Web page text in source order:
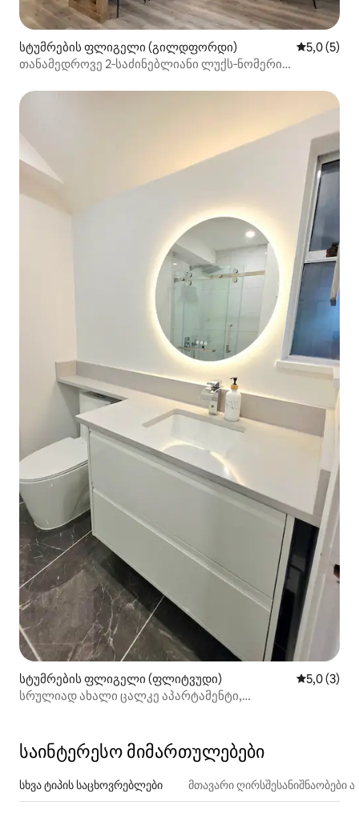
სტუმრების ფლიგელი (გილდფორდი) საშუალო
5,0 (5)
თანამედროვე 2‑საძინებლიანი ლუქს‑ნომერი
სტუმრების ფლიგელი (ფლიტვუდი) საშუალო
5,0 (3)
სრულიად ახალი ცალკე აპარტამენტი,
საინტერესო მიმართულებები
სხვა ტიპის საცხოვრებლები მთავარი